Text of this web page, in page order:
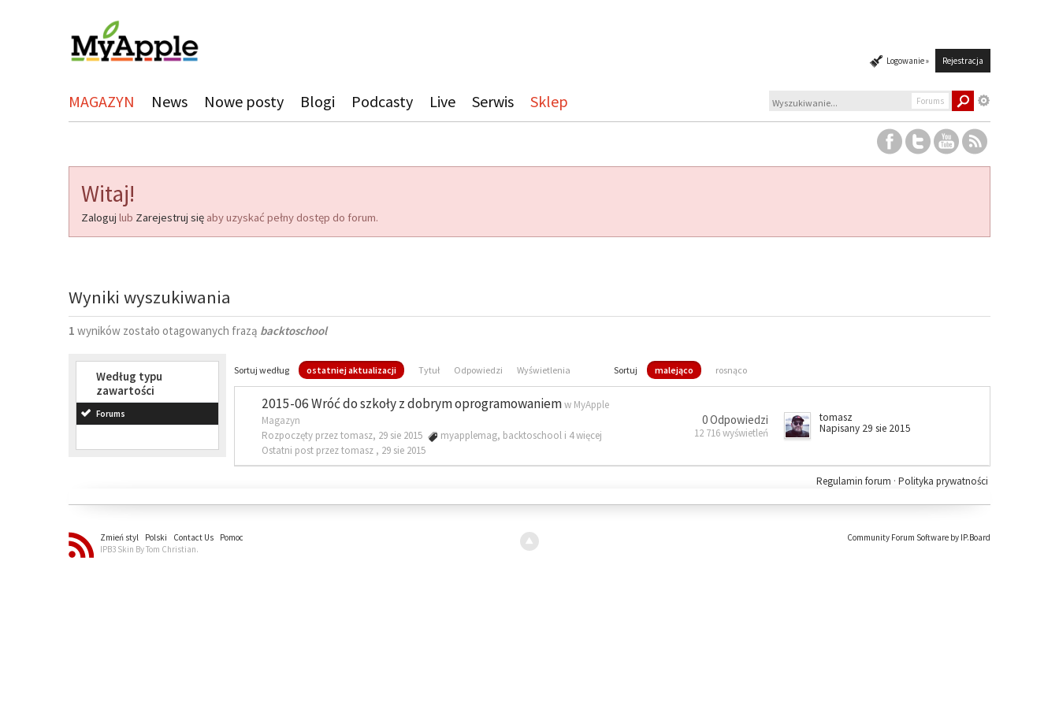
Logowanie » Rejestracja
MAGAZYN News Nowe posty Blogi Podcasty Live Serwis Sklep Forums
Witaj!
Zaloguj lub Zarejestruj się aby uzyskać pełny dostęp do forum.
Wyniki wyszukiwania
1 wyników zostało otagowanych frazą backtoschool
Według typu
zawartości
Forums
Sortuj według ostatniej aktualizacji Tytuł Odpowiedzi Wyświetlenia Sortuj malejąco rosnąco
2015-06 Wróć do szkoły z dobrym oprogramowaniemw MyApple
Magazyn
Rozpoczęty przez tomasz, 29 sie 2015
myapplemag, backtoschool i 4 więcej
Ostatni post przez tomasz , 29 sie 2015
0 Odpowiedzi
12 716 wyświetleń
tomasz
Napisany 29 sie 2015
Polityka prywatności
Regulamin forum ·
Zmień styl Polski Contact Us
Pomoc
IPB3 Skin By Tom Christian.
Community Forum Software by IP.Board